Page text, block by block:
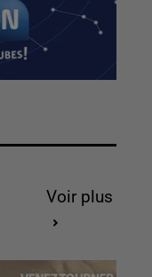
Voir plus